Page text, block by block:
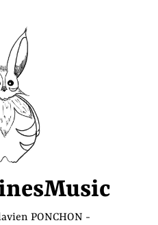
PONCHON